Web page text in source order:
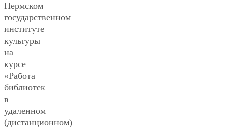
Пермском
государственном
институте
культуры
на
курсе
«Работа
библиотек
в
удаленном
(дистанционном)